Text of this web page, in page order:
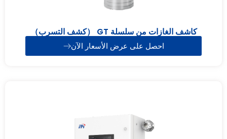
كاشف الغازات من سلسلة GT （كشف التسرب）
احصل على عرض الأسعار الآن